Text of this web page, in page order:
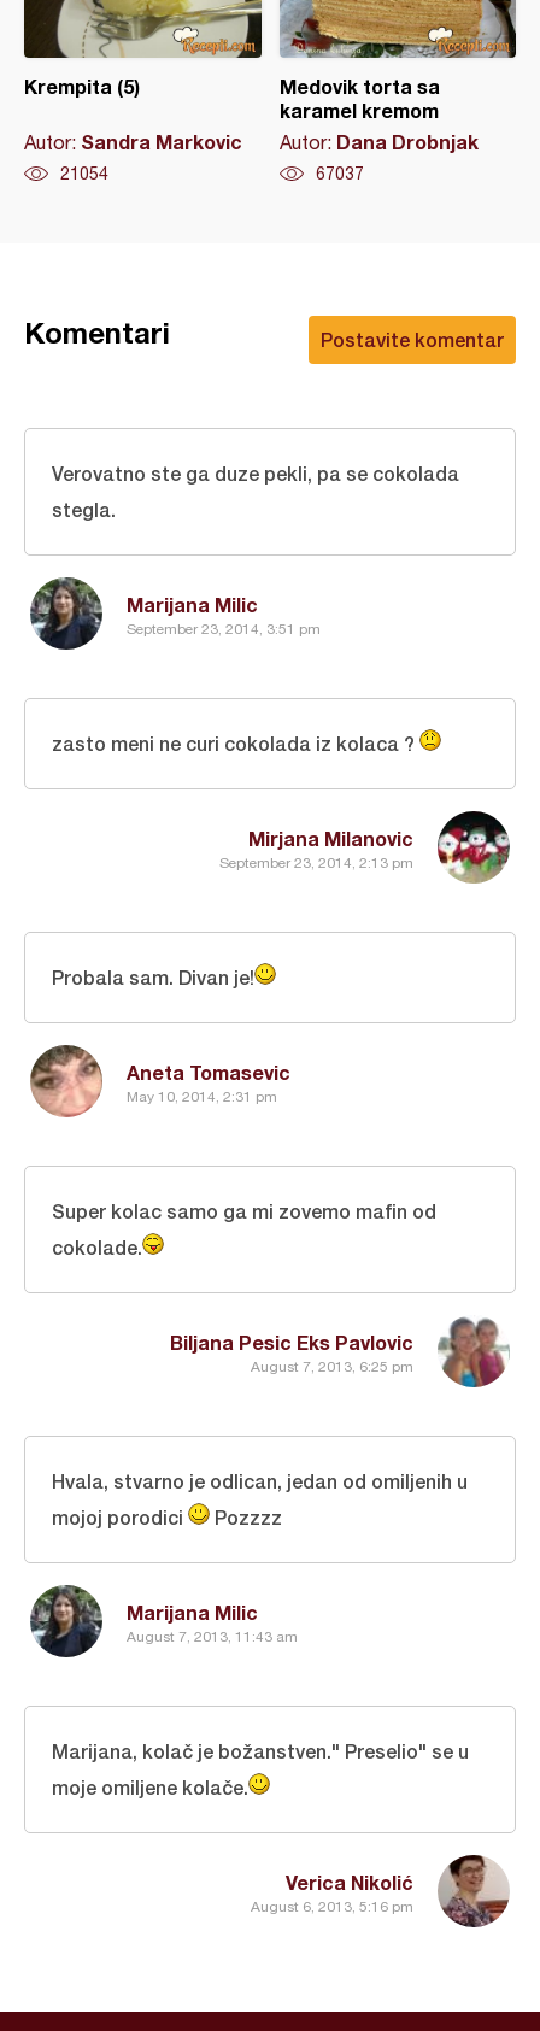
Krempita (5)
Autor: Sandra Markovic
21054
Medovik torta sa
karamel kremom
Autor: Dana Drobnjak
67037
Postavite komentar
Komentari
Marijana Milic
September 23, 2014, 3:51 pm
Verovatno ste ga duze pekli, pa se cokolada
stegla.
Mirjana Milanovic
September 23, 2014, 2:13 pm
zasto meni ne curi cokolada iz kolaca ?
Aneta Tomasevic
May 10, 2014, 2:31 pm
Probala sam. Divan je!
Biljana Pesic Eks Pavlovic
August 7, 2013, 6:25 pm
Super kolac samo ga mi zovemo mafin od
cokolade.
Marijana Milic
August 7, 2013, 11:43 am
Hvala, stvarno je odlican, jedan od omiljenih u
mojoj porodici
Pozzzz
Verica Nikolić
August 6, 2013, 5:16 pm
Marijana, kolač je božanstven." Preselio" se u
moje omiljene kolače.